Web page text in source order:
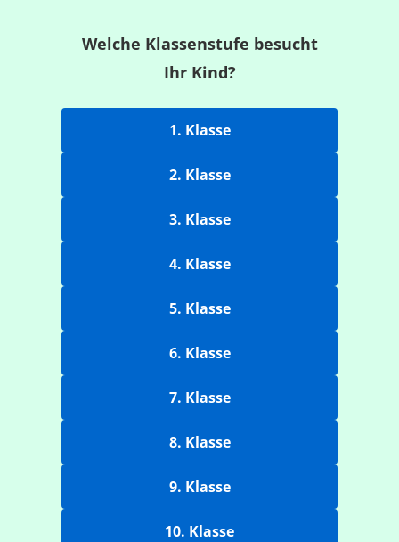
Welche Klassenstufe besucht
Ihr Kind?
1. Klasse
2. Klasse
3. Klasse
4. Klasse
5. Klasse
6. Klasse
7. Klasse
8. Klasse
9. Klasse
10. Klasse